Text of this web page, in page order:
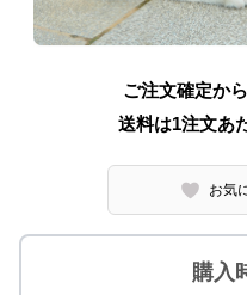
ご注文確定か
送料は1注文あ
お気
購入